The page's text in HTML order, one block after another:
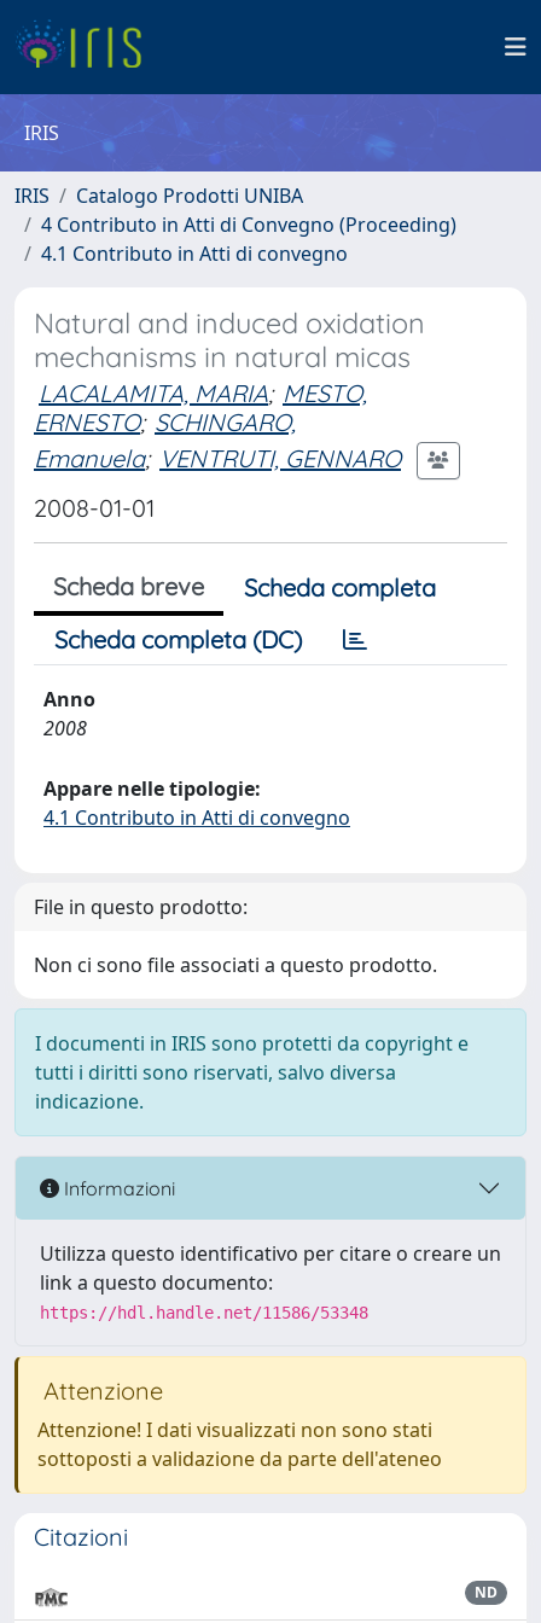
IRIS
IRIS
Catalogo Prodotti UNIBA
4 Contributo in Atti di Convegno (Proceeding)
4.1 Contributo in Atti di convegno
Natural and induced oxidation
mechanisms in natural micas
LACALAMITA, MARIA; MESTO,
ERNESTO; SCHINGARO,
Emanuela; VENTRUTI, GENNARO
2008-01-01
Scheda breve
Scheda completa
Scheda completa (DC)
Anno
2008
Appare nelle tipologie:
4.1 Contributo in Atti di convegno
File in questo prodotto:
Non ci sono file associati a questo prodotto.
I documenti in IRIS sono protetti da copyright e
tutti i diritti sono riservati, salvo diversa
indicazione.
Informazioni
Utilizza questo identificativo per citare o creare un
link a questo documento:
https://hdl.handle.net/11586/53348
Attenzione
Attenzione! I dati visualizzati non sono stati
sottoposti a validazione da parte dell'ateneo
Citazioni
ND